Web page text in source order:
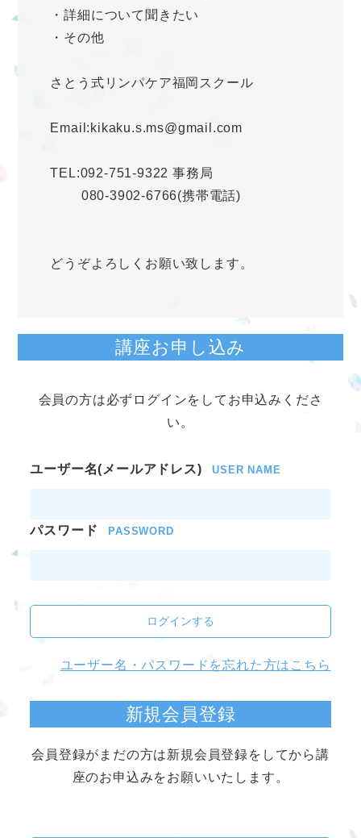
・詳細について聞きたい
・その他
さとう式リンパケア福岡スクール
Email:kikaku.s.ms@gmail.com
TEL:092-751-9322 事務局
080-3902-6766(携帯電話)
どうぞよろしくお願い致します。
講座お申し込み
会員の方は必ずログインをしてお申込みくださ
い。
ユーザー名(メールアドレス) USER NAME
パスワード PASSWORD
ログインする
ユーザー名・パスワードを忘れた方はこちら
新規会員登録
会員登録がまだの方は新規会員登録をしてから講
座のお申込みをお願いいたします。